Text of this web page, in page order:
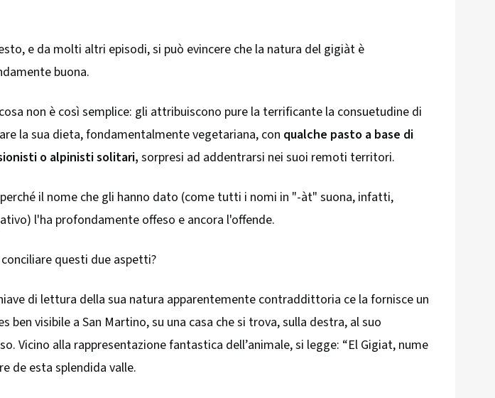
e da molti altri episodi, si può evincere che la natura del gigiàt è
buona.
non è così semplice: gli attribuiscono pure la terrificante la consuetudine di
la sua dieta, fondamentalmente vegetariana, con qualche pasto a base di
o alpinisti solitari,sorpresi ad addentrarsi nei suoi remoti territori.
il nome che gli hanno dato (come tutti i nomi in "-àt" suona, infatti,
l'ha profondamente offeso e ancora l'offende.
questi due aspetti?
di lettura della sua natura apparentemente contraddittoria ce la fornisce un
ben visibile a San Martino, su una casa che si trova, sulla destra, al suo
Vicino alla rappresentazione fantastica dell’animale, si legge: “El Gigiat, nume
de esta splendida valle.